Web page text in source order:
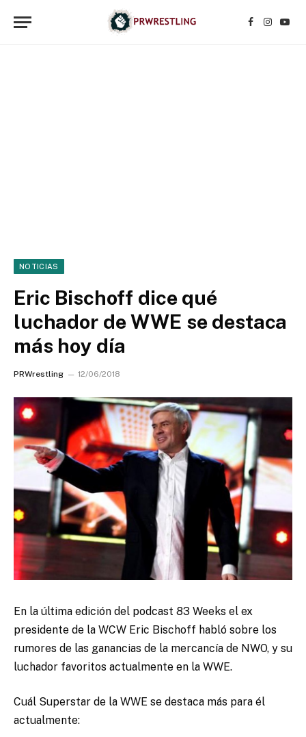
Facebook
NOTICIAS
Eric Bischoff dice qué
luchador de WWE se destaca
más hoy día
PRWrestling 12/06/2018
En la última edición del podcast 83 Weeks el ex
presidente de la WCW Eric Bischoff habló sobre los
rumores de las ganancias de la mercancía de NWO, y su
luchador favoritos actualmente en la WWE.
Cuál Superstar de la WWE se destaca más para él
actualmente: